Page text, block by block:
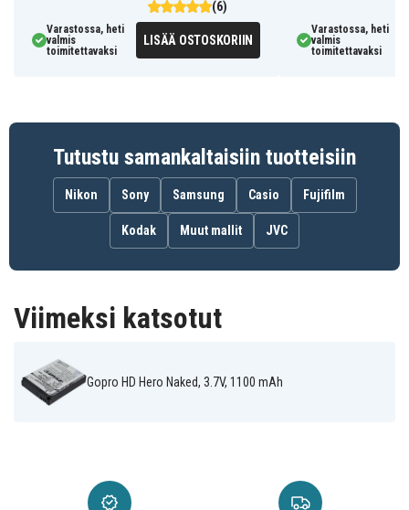
Gopro HD Surf
Hero Gopro Hero
HD2-14
Gopro Hero HD
1080p Digital
(6)
Varastossa, heti
valmis
toimitettavaksi
LISÄÄ OSTOSKORIIN
Varastossa, heti
valmis
toimitettavaksi
Tutustu samankaltaisiin tuotteisiin
Nikon Sony Samsung Casio Fujifilm
Kodak Muut mallit JVC
Viimeksi katsotut
Gopro HD Hero Naked, 3.7V, 1100 mAh